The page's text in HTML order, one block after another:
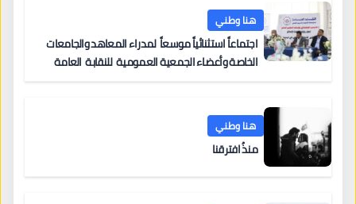
هنا وطني
اجتماعاً استثنائياً موسعاً لمدراء المعاهد والجامعات
الخاصة وأعضاء الجمعية العمومية للنقابة العامة
هنا وطني
منذُ افترقنا